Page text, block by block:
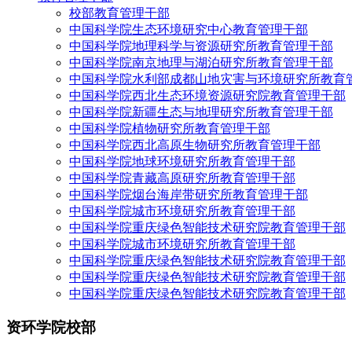
校部教育管理干部
中国科学院生态环境研究中心教育管理干部
中国科学院地理科学与资源研究所教育管理干部
中国科学院南京地理与湖泊研究所教育管理干部
中国科学院水利部成都山地灾害与环境研究所教育
中国科学院西北生态环境资源研究院教育管理干部
中国科学院新疆生态与地理研究所教育管理干部
中国科学院植物研究所教育管理干部
中国科学院西北高原生物研究所教育管理干部
中国科学院地球环境研究所教育管理干部
中国科学院青藏高原研究所教育管理干部
中国科学院烟台海岸带研究所教育管理干部
中国科学院城市环境研究所教育管理干部
中国科学院重庆绿色智能技术研究院教育管理干部
中国科学院城市环境研究所教育管理干部
中国科学院重庆绿色智能技术研究院教育管理干部
中国科学院重庆绿色智能技术研究院教育管理干部
中国科学院重庆绿色智能技术研究院教育管理干部
资环学院校部